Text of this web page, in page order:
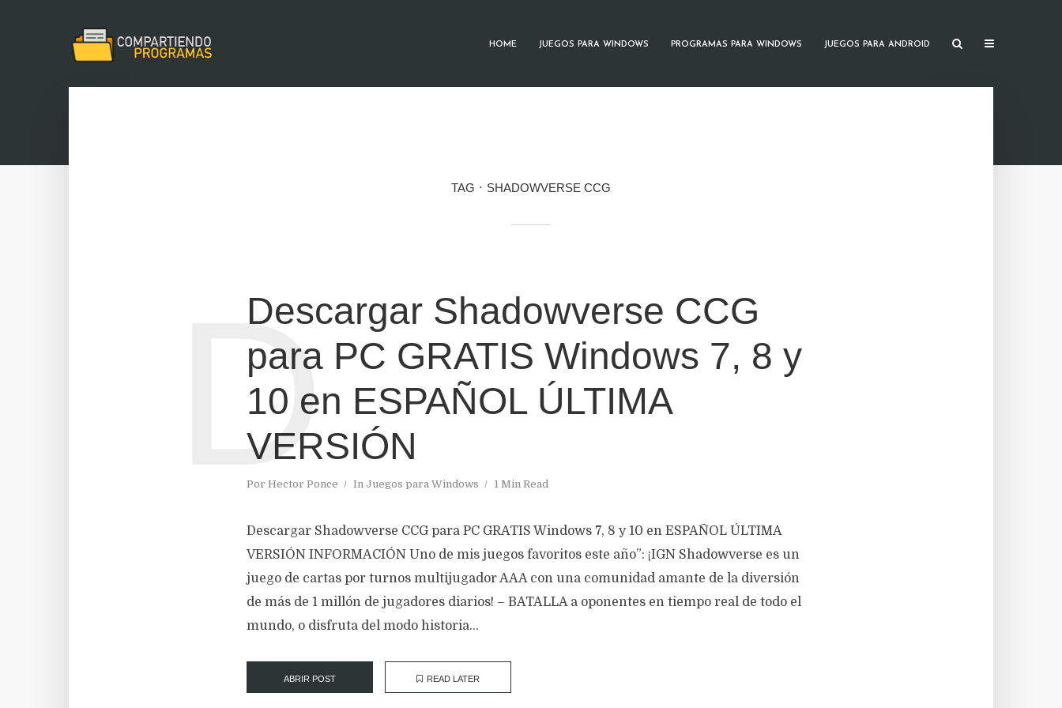
HOME JUEGOS PARA WINDOWS PROGRAMAS PARA WINDOWS JUEGOS PARA ANDROID
TAG SHADOWVERSE CCG
Descargar Shadowverse CCG
para PC GRATIS Windows 7, 8 y
10 en ESPAÑOL ÚLTIMA
VERSIÓN
Por Hector Ponce In Juegos para Windows 1 Min Read
D
Descargar Shadowverse CCG para PC GRATIS Windows 7, 8 y 10 en ESPAÑOL ÚLTIMA
VERSIÓN INFORMACIÓN Uno de mis juegos favoritos este año”: ¡IGN Shadowverse es un
juego de cartas por turnos multijugador AAA con una comunidad amante de la diversión
de más de 1 millón de jugadores diarios! – BATALLA a oponentes en tiempo real de todo el
mundo, o disfruta del modo historia...
ABRIR POST READ LATER